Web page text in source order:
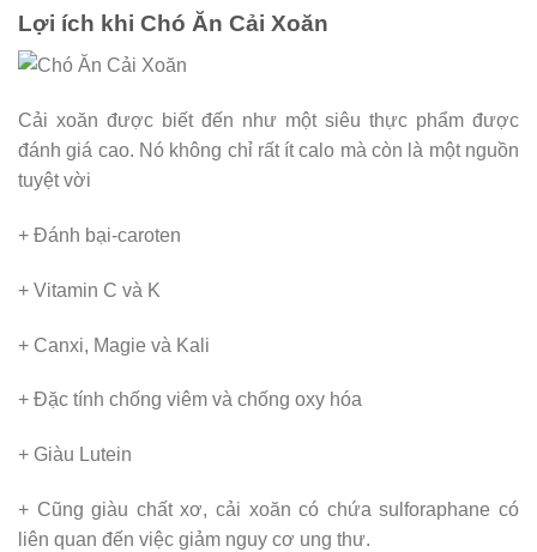
Lợi ích khi Chó Ăn Cải Xoăn
Cải xoăn được biết đến như một siêu thực phẩm được
đánh giá cao. Nó không chỉ rất ít calo mà còn là một nguồn
tuyệt vời
+ Đánh bại-caroten
+ Vitamin C và K
+ Canxi, Magie và Kali
+ Đặc tính chống viêm và chống oxy hóa
+ Giàu Lutein
+ Cũng giàu chất xơ, cải xoăn có chứa sulforaphane có
liên quan đến việc giảm nguy cơ ung thư.